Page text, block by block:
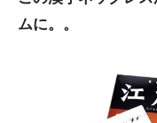
ムに。。